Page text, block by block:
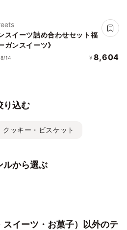
スイーツ詰め合わせセット福
ガンスイーツ》
14 ¥ 8,604
り込む
クッキー・ビスケット
ルから選ぶ
スイーツ・お菓子）以外のテ